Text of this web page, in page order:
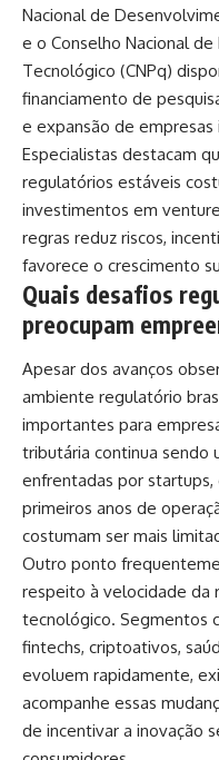
Nacional de
e o Conselho Nacional
Tecnológico (CNPq)
financiamento de
e expansão de empresas
Especialistas destacam
regulatórios estáveis
investimentos em
regras reduz riscos,
favorece o crescimento
Quais desafios
preocupam
Apesar dos avanços
ambiente regulatório
importantes para
tributária continua sendo
enfrentadas por
primeiros anos de
costumam ser mais
Outro ponto
respeito à velocidade da
tecnológico. Segmentos
fintechs, criptoativos,
evoluem rapidamente,
acompanhe essas
de incentivar a inovação